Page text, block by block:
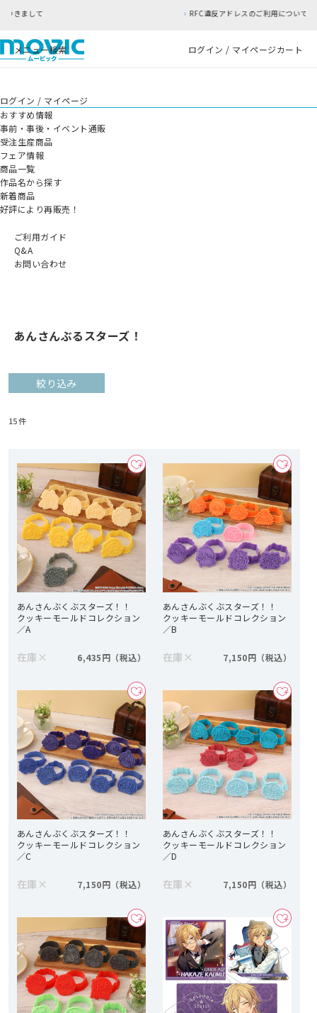
RFC違反アドレスのご利用について
メニュー検索 ログイン / マイページカート
ログイン / マイページ
おすすめ情報
事前・事後・イベント通販
受注生産商品
フェア情報
商品一覧
作品名から探す
新着商品
好評により再販売！
ご利用ガイド
Q&A
お問い合わせ
あんさんぶるスターズ！
絞り込み
15件
あんさんぶくぶスターズ！！
クッキーモールドコレクション
／A
在庫 × 6,435円
あんさんぶくぶスターズ！！
クッキーモールドコレクション
／B
在庫 × 7,150円
あんさんぶくぶスターズ！！
クッキーモールドコレクション
／C
在庫 × 7,150円
あんさんぶくぶスターズ！！
クッキーモールドコレクション
／D
在庫 × 7,150円